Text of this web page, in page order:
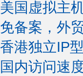
美国虚拟主
免备案，外
香港独立IP型
国内访问速